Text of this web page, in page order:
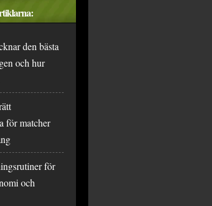
den bästa
och hur
för matcher
för
och